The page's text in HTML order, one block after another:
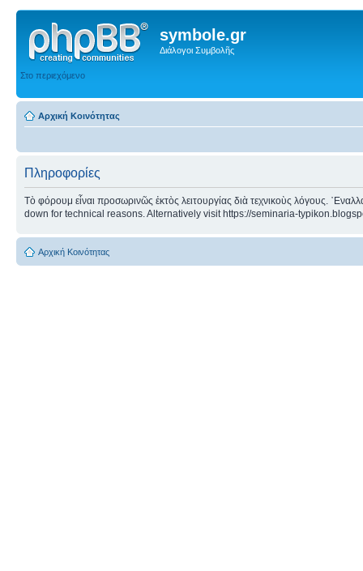
symbole.gr
Διάλογοι Συμβολῆς
Στο περιεχόμενο
Αρχική Κοινότητας
Πληροφορίες
Τὸ φόρουμ εἶναι προσωρινῶς ἐκτὸς λειτουργίας διὰ τεχνικοὺς λόγους.
down for technical reasons. Alternatively visit https://seminaria-
Αρχική Κοινότητας